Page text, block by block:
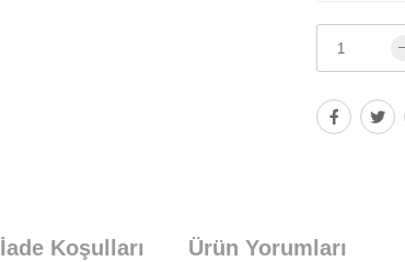
İade Koşulları Ürün Yorumları